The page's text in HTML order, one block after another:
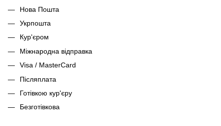
Нова Пошта
Укрпошта
Кур'єром
Міжнародна відправка
Visa / MasterCard
Післяплата
Готівкою кур'єру
Безготівкова